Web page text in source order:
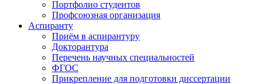
Портфолио студентов
Профсоюзная организация
Аспиранту
Приём в аспирантуру
Докторантура
Перечень научных специальностей
ФГОС
Прикрепление для подготовки диссертации